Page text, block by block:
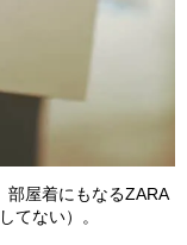
部屋着にもなるZARA
てない）。